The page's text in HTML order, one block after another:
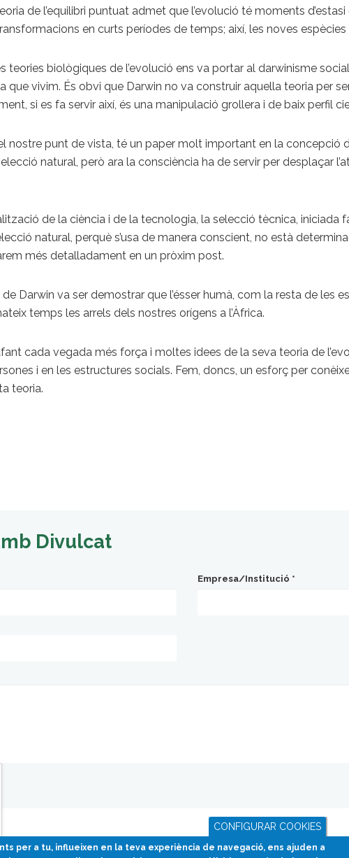
de l’equilibri puntuat admet que l’evolució té moments
en curts períodes de temps; així, les noves
teories biològiques de l’evolució ens va portar al darwinisme
que vivim. És obvi que Darwin no va construir aquella teoria per
si es fa servir així, és una manipulació grollera i de baix perfil
nostre punt de vista, té un paper molt important en la concepció
natural, però ara la consciència ha de servir per desplaçar
de la ciència i de la tecnologia, la selecció tècnica, iniciada
natural, perquè s’usa de manera conscient, no està
més detalladament en un pròxim post.
Darwin va ser demostrar que l’ésser humà, com la resta de les
temps les arrels dels nostres orígens a l’Àfrica.
cada vegada més força i moltes idees de la seva teoria de
i en les estructures socials. Fem, doncs, un esforç per
teoria.
Divulcat
Empresa/Institució *
CONFIGURAR COOKIES
per a tu, influeixen en la teva experiència de navegació, ens ajuden a